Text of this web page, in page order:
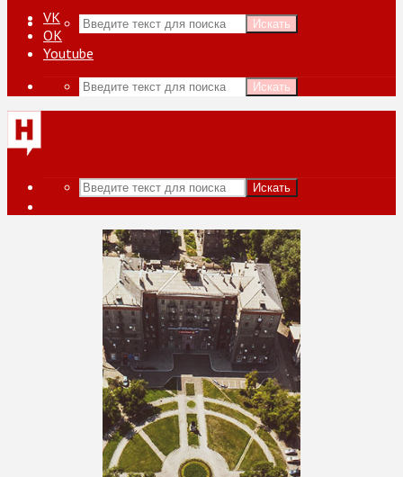
Искать
VK
ОК
Youtube
Искать
Искать